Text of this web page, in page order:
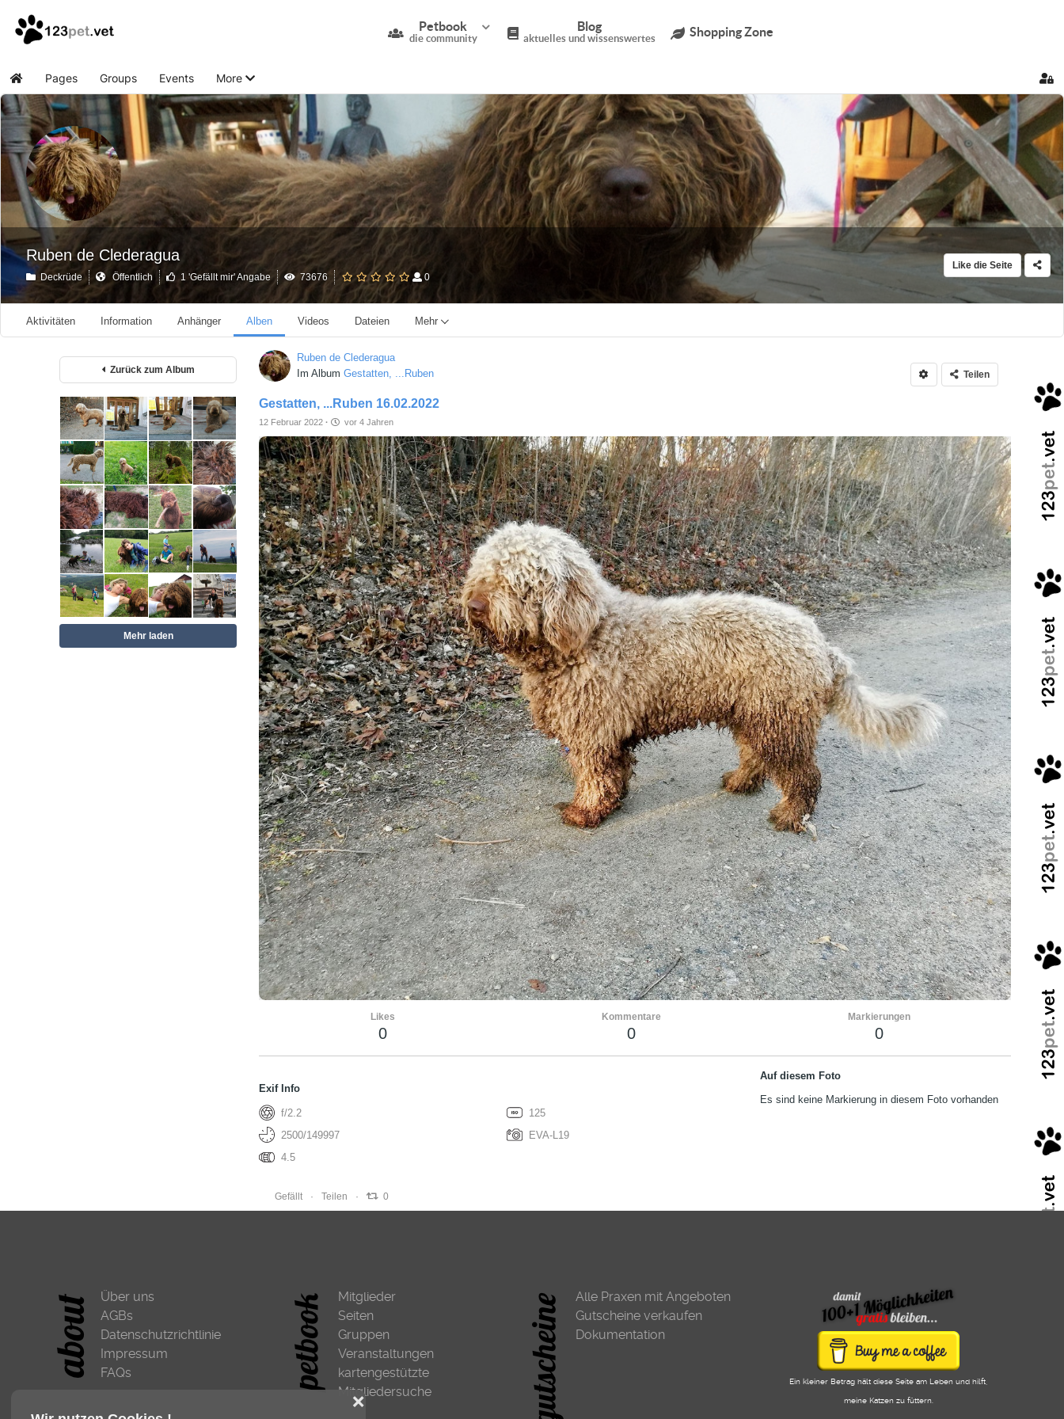
❌
Petbook
die community
Blog
aktuelles und wissenswertes Shopping Zone
Home Pages Groups Events More
Ruben de Clederagua
Deckrüde Öffentlich 1 'Gefällt mir' Angabe 73676 0
Like die Seite
Aktivitäten Information Anhänger Alben Videos Dateien Mehr
Zurück zum Album
Mehr laden
Ruben de Clederagua
Im AlbumGestatten, ...Ruben Teilen
Gestatten, ...Ruben 16.02.2022
12 Februar 2022· vor 4 Jahren
Likes
0
Kommentare
0
Markierungen
0
Exif Info
f/2.2
125
2500/149997
EVA-L19
4.5
Gefällt Teilen 0
Auf diesem Foto
Es sind keine Markierung in diesem Foto vorhanden
Über uns
AGBs
Datenschutzrichtlinie
Impressum
FAQs
Mitglieder
Seiten
Gruppen
Veranstaltungen
kartengestützte
Mitgliedersuche
Alle Praxen mit Angeboten
Gutscheine verkaufen
Dokumentation
Ein kleiner Betrag hält diese Seite am Leben und hilft,
meine Katzen zu füttern.